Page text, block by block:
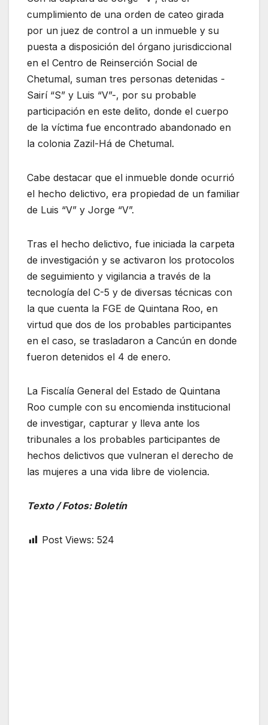
cumplimiento de una orden de cateo girada
por un juez de control a un inmueble y su
puesta a disposición del órgano jurisdiccional
en el Centro de Reinserción Social de
Chetumal, suman tres personas detenidas -
Sairí “S” y Luis “V”-, por su probable
participación en este delito, donde el cuerpo
de la víctima fue encontrado abandonado en
la colonia Zazil-Há de Chetumal.
Cabe destacar que el inmueble donde ocurrió
el hecho delictivo, era propiedad de un familiar
de Luis “V” y Jorge “V”.
Tras el hecho delictivo, fue iniciada la carpeta
de investigación y se activaron los protocolos
de seguimiento y vigilancia a través de la
tecnología del C-5 y de diversas técnicas con
la que cuenta la FGE de Quintana Roo, en
virtud que dos de los probables participantes
en el caso, se trasladaron a Cancún en donde
fueron detenidos el 4 de enero.
La Fiscalía General del Estado de Quintana
Roo cumple con su encomienda institucional
de investigar, capturar y lleva ante los
tribunales a los probables participantes de
hechos delictivos que vulneran el derecho de
las mujeres a una vida libre de violencia.
Texto / Fotos: Boletín
Post Views: 524